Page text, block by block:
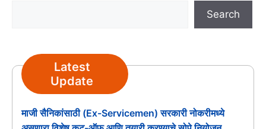
Search
Latest
Update
माजी सैनिकांसाठी (Ex-Servicemen) सरकारी नोकरीमध्ये